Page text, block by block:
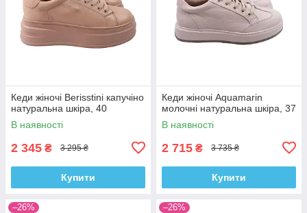
Кеди жіночі Berisstini капучіно
натуральна шкіра, 40
В наявності
2 345 ₴ 3 295 ₴
Купити
Кеди жіночі Aquamarin
молочні натуральна шкіра, 37
В наявності
2 715 ₴ 3 735 ₴
Купити
–26% –26%